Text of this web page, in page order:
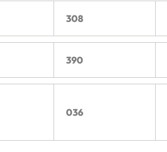
308
390
036